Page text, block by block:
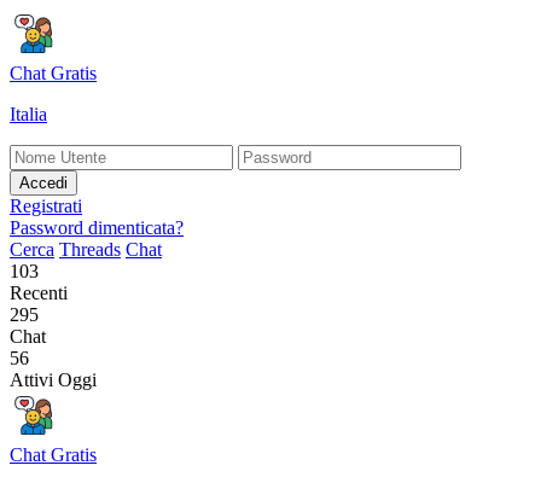
Chat Gratis
Italia
Accedi
Registrati
Password dimenticata?
Cerca Threads Chat
103
Recenti
295
Chat
56
Attivi Oggi
Chat Gratis